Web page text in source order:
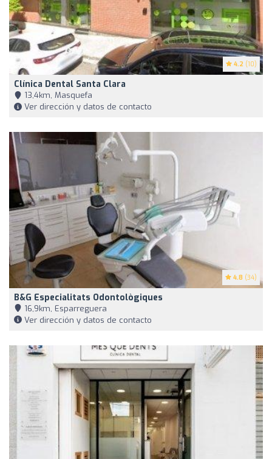
4.2 (10)
Clínica Dental Santa Clara
13,4km, Masquefa
Ver dirección y datos de contacto
4.8 (34)
B&G Especialitats Odontològiques
16,9km, Esparreguera
Ver dirección y datos de contacto